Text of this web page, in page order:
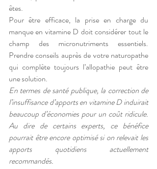
êtes.
Pour être efficace, la prise en charge du
manque en vitamine D doit considérer tout le
champ des micronutriments essentiels.
Prendre conseils auprès de votre naturopathe
qui complète toujours l’allopathie peut être
une solution.
En termes de santé publique, la correction de
l’insuffisance d’apports en vitamine D induirait
beaucoup d’économies pour un coût ridicule.
Au dire de certains experts, ce bénéfice
pourrait être encore optimisé si on relevait les
apports quotidiens actuellement
recommandés.